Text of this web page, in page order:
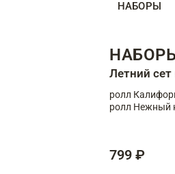
НАБОРЫ
Летний сет
ролл
ролл Нежный
799 ₽